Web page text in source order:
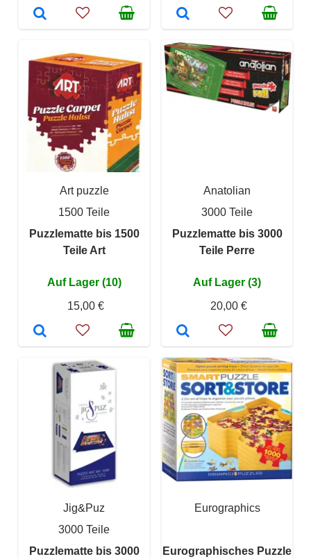
Art puzzle
1500 Teile
Puzzlematte bis 1500
Teile Art
Auf Lager (10)
15,00 €
Anatolian
3000 Teile
Puzzlematte bis 3000
Teile Perre
Auf Lager (3)
20,00 €
Jig&Puz
3000 Teile
Puzzlematte bis 3000
Eurographics
Eurographisches Puzzle